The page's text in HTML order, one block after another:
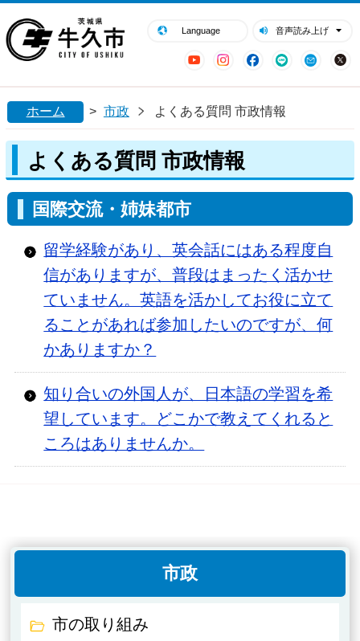
Language 音声読み上げ
YouTubeInstagram
Facebook
LINE Mail
閉じる
ホーム > 市政 よくある質問 市政情報
よくある質問 市政情報
国際交流・姉妹都市
留学経験があり、英会話にはある程度自
信がありますが、普段はまったく活かせ
ていません。英語を活かしてお役に立て
ることがあれば参加したいのですが、何
かありますか？
知り合いの外国人が、日本語の学習を希
望しています。どこかで教えてくれると
ころはありませんか。
市政
市の取り組み